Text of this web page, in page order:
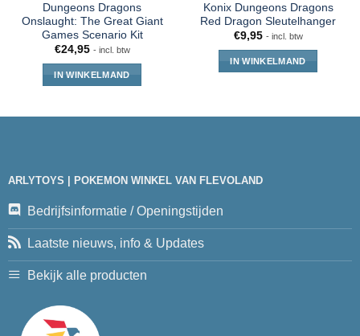
Dungeons Dragons
Onslaught: The Great Giant
Games Scenario Kit
€24,95 - incl. btw
IN WINKELMAND
Konix Dungeons Dragons
Red Dragon Sleutelhanger
€9,95 - incl. btw
IN WINKELMAND
ARLYTOYS | POKEMON WINKEL VAN FLEVOLAND
Bedrijfsinformatie / Openingstijden
Laatste nieuws, info & Updates
Bekijk alle producten